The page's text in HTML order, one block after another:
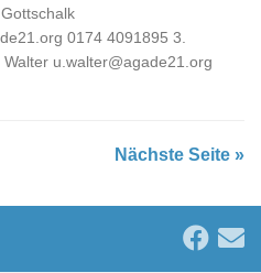
0174 4091895 3.
u.walter@agade21.org
Nächste Seite »